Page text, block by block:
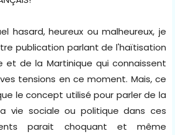
hasard, heureux ou malheureux, je
publication parlant de l'haïtisation
et de la Martinique qui connaissent
tensions en ce moment. Mais, ce
le concept utilisé pour parler de la
vie sociale ou politique dans ces
parait choquant et même